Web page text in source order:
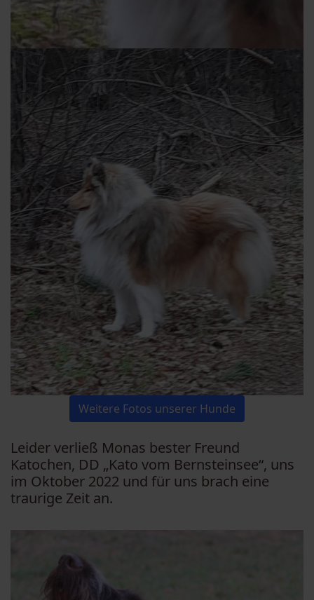
Weitere Fotos unserer Hunde
Leider verließ Monas bester Freund
Katochen, DD „Kato vom Bernsteinsee“, uns
im Oktober 2022 und für uns brach eine
traurige Zeit an.